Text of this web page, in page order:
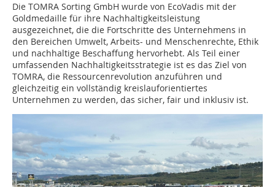
Die TOMRA Sorting GmbH wurde von EcoVadis mit der
Goldmedaille für ihre Nachhaltigkeitsleistung
ausgezeichnet, die die Fortschritte des Unternehmens in
den Bereichen Umwelt, Arbeits- und Menschenrechte, Ethik
und nachhaltige Beschaffung hervorhebt. Als Teil einer
umfassenden Nachhaltigkeitsstrategie ist es das Ziel von
TOMRA, die Ressourcenrevolution anzuführen und
gleichzeitig ein vollständig kreislauforientiertes
Unternehmen zu werden, das sicher, fair und inklusiv ist.